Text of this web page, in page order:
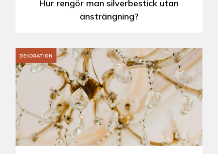
Hur rengör man silverbestick utan
ansträngning?
DEKORATION